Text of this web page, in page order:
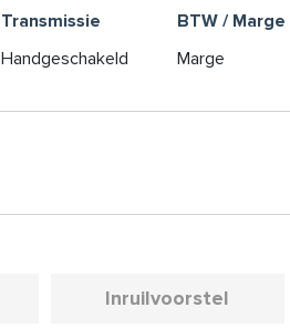
Transmissie
BTW / Marge
Handgeschakeld Marge
Inruilvoorstel